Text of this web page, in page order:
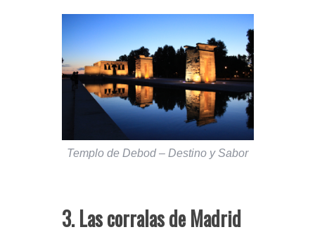
Templo de Debod – Destino y Sabor
3. Las corralas de Madrid